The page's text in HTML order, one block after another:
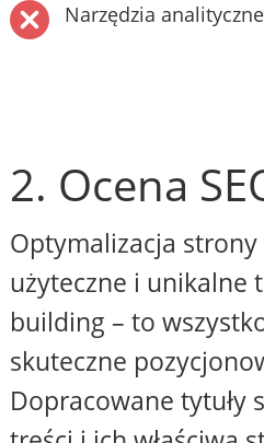
Narzędzia analityczne
2. Ocena
Optymalizacja
użyteczne i unikalne
building – to
skuteczne
Dopracowane tytuły